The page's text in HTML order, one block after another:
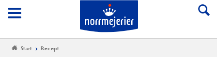
Meny
Till Norrmejerier
Start Recept